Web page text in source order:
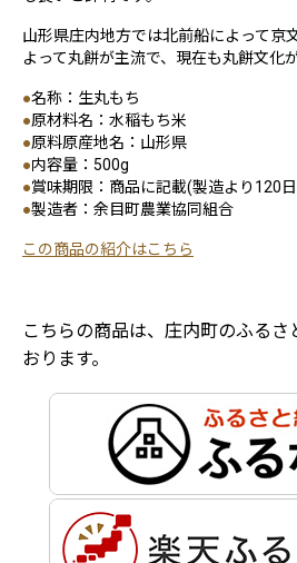
山形県庄内地方では北前船によって京
よって丸餅が主流で、現在も丸餅文化
●名称：生丸もち
●原材料名：水稲もち米
●原料原産地名：山形県
●内容量：500g
●賞味期限：商品に記載(製造より120
●製造者：余目町農業協同組合
この商品の紹介はこちら
こちらの商品は、庄内町のふるさ
おります。